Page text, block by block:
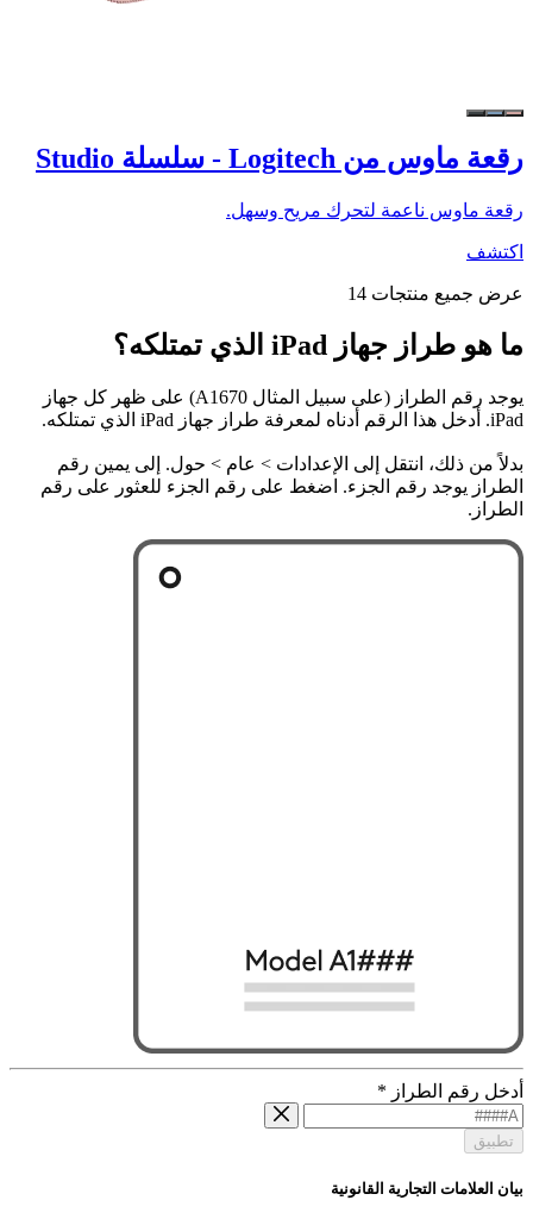
رقعة ماوس من Logitech - سلسلة Studio
رقعة ماوس ناعمة لتحرك مريح وسهل.
اكتشف
عرض جميع منتجات 14
ما هو طراز جهاز iPad الذي تمتلكه؟
يوجد رقم الطراز (على سبيل المثال A1670) على ظهر كل جهاز
iPad. أدخل هذا الرقم أدناه لمعرفة طراز جهاز iPad الذي تمتلكه.
بدلاً من ذلك، انتقل إلى الإعدادات > عام > حول. إلى يمين رقم
الطراز يوجد رقم الجزء. اضغط على رقم الجزء للعثور على رقم
الطراز.
أدخل رقم الطراز *
تطبيق
بيان العلامات التجارية القانونية